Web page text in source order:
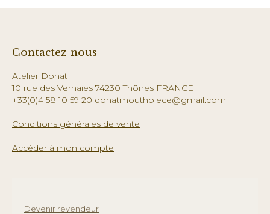
Contactez-nous
Atelier Donat
10 rue des Vernaies 74230 Thônes FRANCE
+33(0)4 58 10 59 20 donatmouthpiece@gmail.com
Conditions générales de vente
Accéder à mon compte
Devenir revendeur